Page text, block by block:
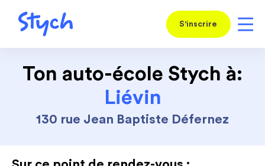
S'inscrire
Ton auto-école Stych à:
Liévin
130 rue Jean Baptiste Défernez